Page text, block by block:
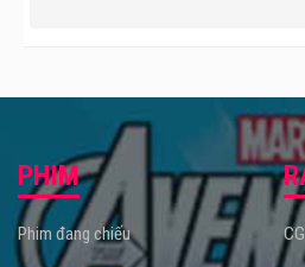
PHIM
Phim đang chiếu